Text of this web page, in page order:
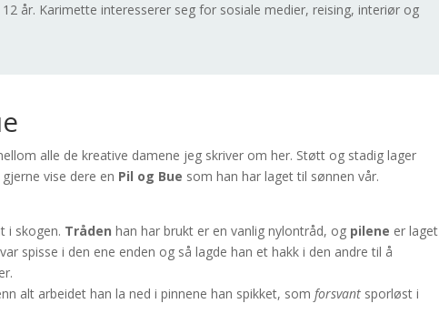
år. Karimette interesserer seg for sosiale medier, reising, interiør og
alle de kreative damene jeg skriver om her. Støtt og stadig lager
vise dere en Pil og Bue som han har laget til sønnen vår.
i skogen. Tråden han har brukt er en vanlig nylontråd, og pilene er laget
spisse i den ene enden og så lagde han et hakk i den andre til å
alt arbeidet han la ned i pinnene han spikket, somforsvant sporløst i